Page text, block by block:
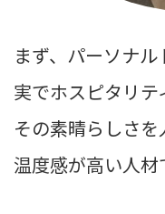
まず、パーソナ
実でホスピタリ
その素晴らしさ
温度感が高い人材